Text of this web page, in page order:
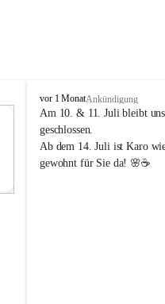
K
n
i
e
y
vor 1 MonatAnkündigung
Am 10. & 11. Juli bleibt
geschlossen.
Ab dem 14. Juli ist Karo
gewohnt für Sie da! 🌸☕